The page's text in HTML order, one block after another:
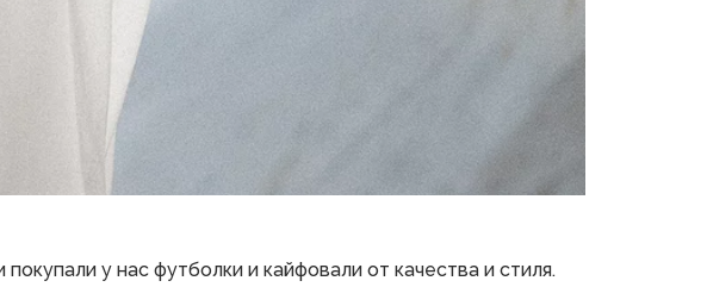
у нас футболки и кайфовали от качества и стиля.